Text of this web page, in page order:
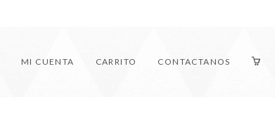
MI CUENTA CARRITO CONTACTANOS